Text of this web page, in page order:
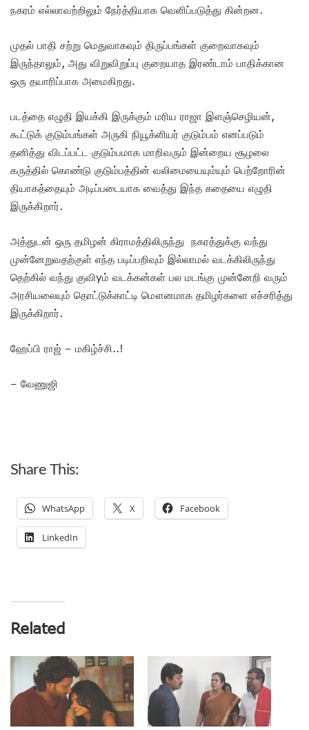
நகரம் எல்லாவற்றிலும் நேர்த்தியாக வெளிப்படுத்து கின்றன.
முதல் பாதி சற்று மெதுவாகவும் திருப்பங்கள் குறைவாகவும்
இருந்தாலும், அது விறுவிறுப்பு குறையாத இரண்டாம் பாதிக்கான
ஒரு தயாரிப்பாக அமைகிறது.
படத்தை எழுதி இயக்கி இருக்கும் மரிய ராஜா இளஞ்செழியன்,
கூட்டுக் குடும்பங்கள் அருகி நியூக்ளியர் குடும்பம் எனப்படும்
தனித்து விடப்பட்ட குடும்பமாக மாறிவரும் இன்றைய சூழலை
கருத்தில் கொண்டு குடும்பத்தின் வலிமையையும்யும் பெற்றோரின்
தியாகத்தையும் அடிப்படையாக வைத்து இந்த கதையை எழுதி
இருக்கிறார்.
அத்துடன் ஒரு தமிழன் கிராமத்திலிருந்து நகரத்துக்கு வந்து
முன்னேறுவதற்குள் எந்த படிப்பறிவும் இல்லாமல் வடக்கிலிருந்து
தெற்கில் வந்து குவிyம் வடக்கன்கள் பல மடங்கு முன்னேறி வரும்
அரசியலையும் தொட்டுக்காட்டி மௌனமாக தமிழர்களை எச்சரித்து
இருக்கிறார்.
ஹேப்பி ராஜ் – மகிழ்ச்சி..!
– வேணுஜி
Share This:
WhatsApp X Facebook
LinkedIn
Related